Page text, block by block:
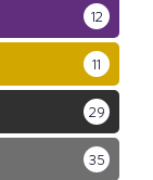
12
11
29
35